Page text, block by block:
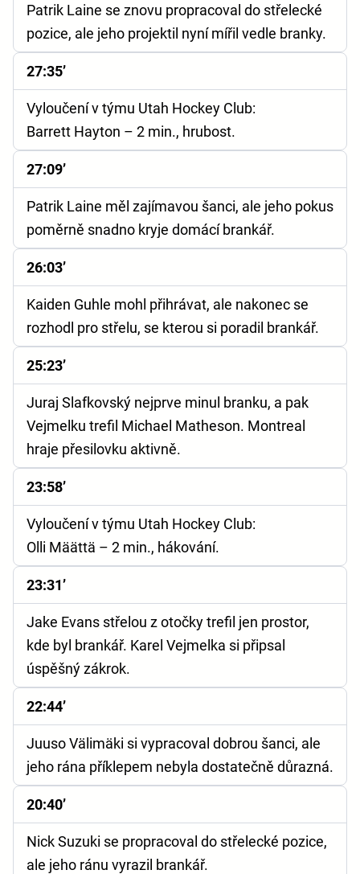
Patrik Laine se znovu propracoval do střelecké
pozice, ale jeho projektil nyní mířil vedle branky.
27:35’
Vyloučení v týmu Utah Hockey Club:
Barrett Hayton – 2 min., hrubost.
27:09’
Patrik Laine měl zajímavou šanci, ale jeho pokus
poměrně snadno kryje domácí brankář.
26:03’
Kaiden Guhle mohl přihrávat, ale nakonec se
rozhodl pro střelu, se kterou si poradil brankář.
25:23’
Juraj Slafkovský nejprve minul branku, a pak
Vejmelku trefil Michael Matheson. Montreal
hraje přesilovku aktivně.
23:58’
Vyloučení v týmu Utah Hockey Club:
Olli Määttä – 2 min., hákování.
23:31’
Jake Evans střelou z otočky trefil jen prostor,
kde byl brankář. Karel Vejmelka si připsal
úspěšný zákrok.
22:44’
Juuso Välimäki si vypracoval dobrou šanci, ale
jeho rána příklepem nebyla dostatečně důrazná.
20:40’
Nick Suzuki se propracoval do střelecké pozice,
ale jeho ránu vyrazil brankář.